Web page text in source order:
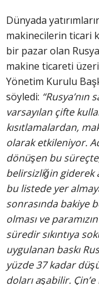
Dünyada
makinecilerin ticari
bir pazar olan
makine ticareti
Yönetim Kurulu
söyledi:
varsayılan çifte
kısıtlamalardan,
olarak etkileniyor.
dönüşen bu
belirsizliğin giderek
bu listede yer
sonrasında bakiye
olması ve
süredir sıkıntıya
uygulanan baskı
yüzde 37 kadar
doları aşabilir.